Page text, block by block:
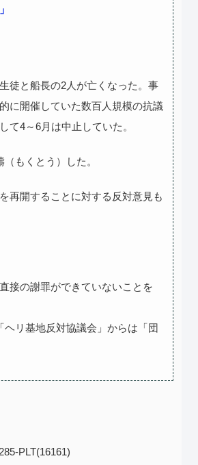
徒と船長の2人が亡くなった。事
に開催していた数百人規模の抗議
て4～6月は中止していた。
もくとう）した。
再開することに対する反対意見も
接の謝罪ができていないことを
リ基地反対協議会」からは「団
PLT(16161)